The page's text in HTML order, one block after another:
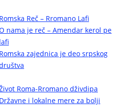
Romska Reč – Rromano Lafi
nama je reč – Amendar kerol pe
lafi
Romska zajednica je deo srpskog
Roma-Rromano dživdipa
Državne i lokalne mere za bolji